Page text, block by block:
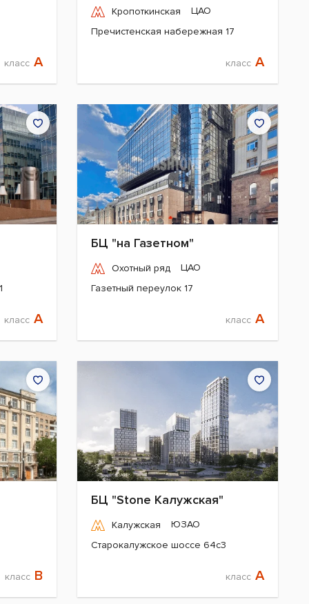
класс A
Кропоткинская
ЦАО
Пречистенская набережная 17
класс A
класс A
БЦ "на Газетном"
Охотный ряд
ЦАО
Газетный переулок 17
класс A
класс B
БЦ "Stone Калужская"
Калужская
ЮЗАО
Старокалужское шоссе 64с3
класс A